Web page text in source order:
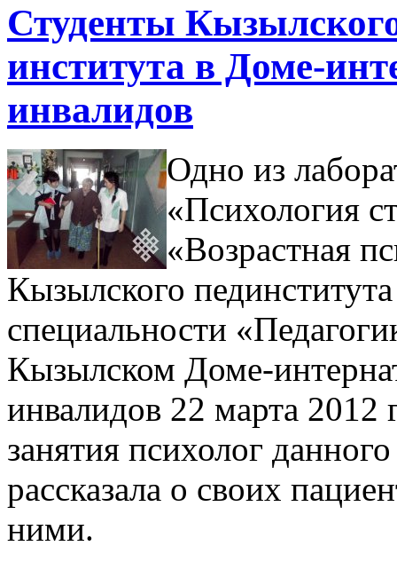
Студенты
института в Доме-
инвалидов
Одно из
«Психология
«Возрастная
Кызылского
специальности
Кызылском Доме-
инвалидов 22 марта 2012
занятия психолог
рассказала о своих
ними.